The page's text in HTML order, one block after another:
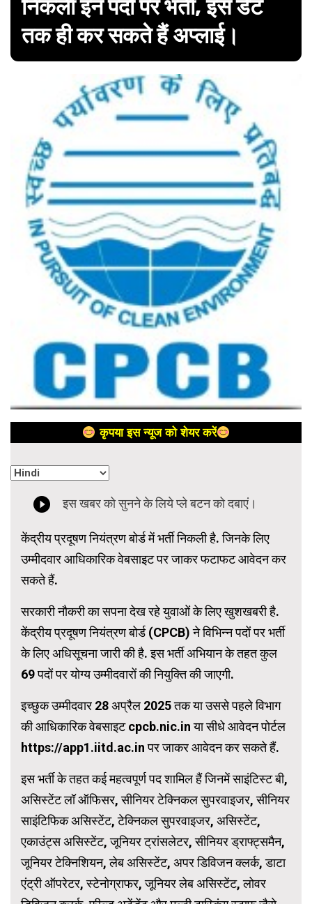
निकली इन पदों पर भर्ती, इस डेट
तक ही कर सकते हैं अप्लाई।
कृपया इस न्यूज को शेयर करें
केंद्रीय प्रदूषण नियंत्रण बोर्ड में भर्ती निकली है. जिनके लिए
उम्मीदवार आधिकारिक वेबसाइट पर जाकर फटाफट आवेदन कर
सकते हैं.
सरकारी नौकरी का सपना देख रहे युवाओं के लिए खुशखबरी है.
केंद्रीय प्रदूषण नियंत्रण बोर्ड (CPCB) ने विभिन्न पदों पर भर्ती
के लिए अधिसूचना जारी की है. इस भर्ती अभियान के तहत कुल
69 पदों पर योग्य उम्मीदवारों की नियुक्ति की जाएगी.
इच्छुक उम्मीदवार 28 अप्रैल 2025 तक या उससे पहले विभाग
की आधिकारिक वेबसाइट cpcb.nic.in या सीधे आवेदन पोर्टल
https://app1.iitd.ac.in पर जाकर आवेदन कर सकते हैं.
इस भर्ती के तहत कई महत्वपूर्ण पद शामिल हैं जिनमें साइंटिस्ट बी,
असिस्टेंट लॉ ऑफिसर, सीनियर टेक्निकल सुपरवाइजर, सीनियर
साइंटिफिक असिस्टेंट, टेक्निकल सुपरवाइजर, असिस्टेंट,
एकाउंट्स असिस्टेंट, जूनियर ट्रांसलेटर, सीनियर ड्राफ्ट्समैन,
जूनियर टेक्निशियन, लेब असिस्टेंट, अपर डिविजन क्लर्क, डाटा
एंट्री ऑपरेटर, स्टेनोग्राफर, जूनियर लेब असिस्टेंट, लोवर